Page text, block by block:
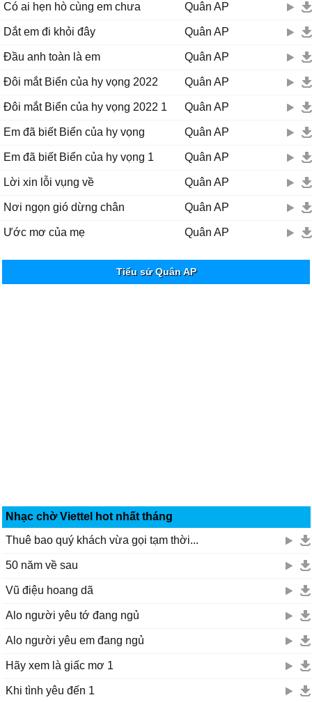
Có ai hẹn hò cùng em chưa Quân AP
Dắt em đi khỏi đây Quân AP
Đầu anh toàn là em Quân AP
Đôi mắt Biển của hy vọng 2022 Quân AP
Đôi mắt Biển của hy vọng 2022 1 Quân AP
Em đã biết Biển của hy vọng Quân AP
Em đã biết Biển của hy vọng 1 Quân AP
Lời xin lỗi vụng về Quân AP
Nơi ngọn gió dừng chân Quân AP
Ước mơ của mẹ Quân AP
Tiểu sử Quân AP
Nhạc chờ Viettel hot nhất tháng
Thuê bao quý khách vừa gọi tạm thời...
50 năm về sau
Vũ điệu hoang dã
Alo người yêu tớ đang ngủ
Alo người yêu em đang ngủ
Hãy xem là giấc mơ 1
Khi tình yêu đến 1